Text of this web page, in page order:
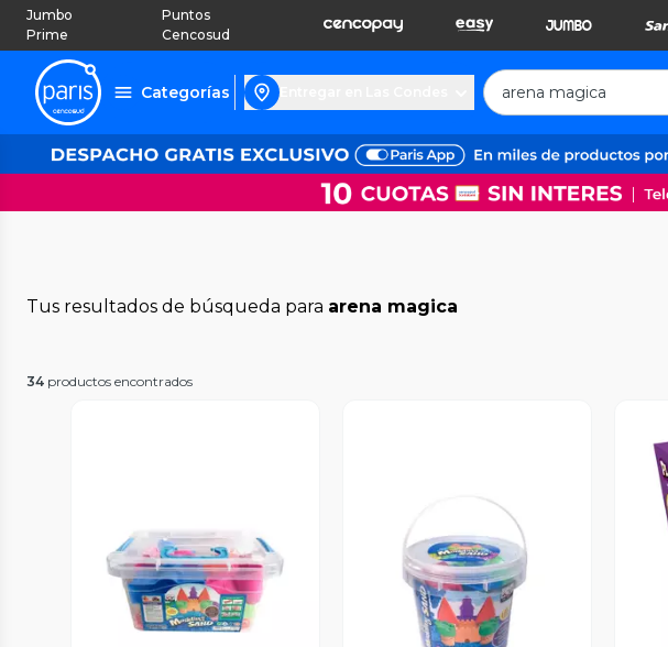
Jumbo
Prime
Puntos
Cencosud
Categorías
Tus resultados de búsqueda para arena magica
34 productos encontrados
Vista Previa Vista Previa